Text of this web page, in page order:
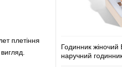
плетіння
Годинник
наручний